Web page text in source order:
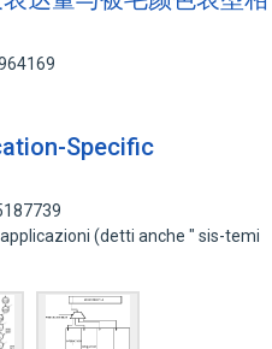
Specific
(detti anche " sis-temi